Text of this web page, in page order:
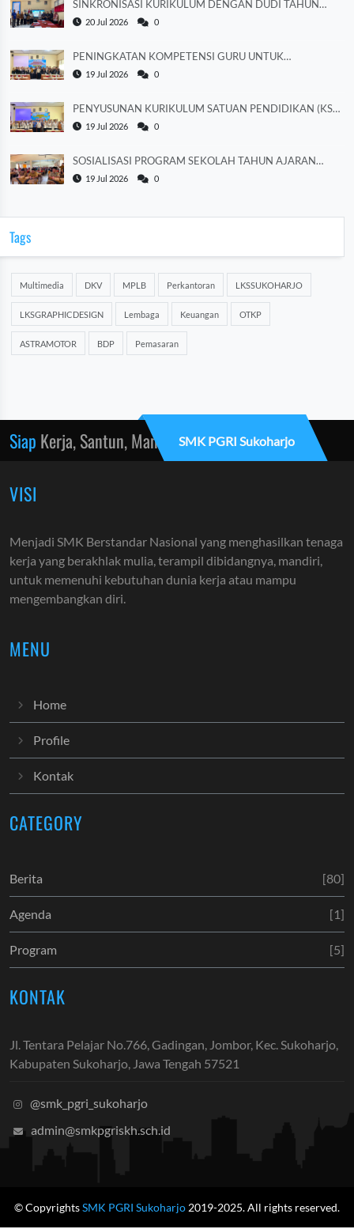
SINKRONISASI KURIKULUM DENGAN DUDI TAHUN
AJARAN 2026/2027
20 Jul 2026 0
PENINGKATAN KOMPETENSI GURU UNTUK
MEMPERKUAT LITERASI
19 Jul 2026 0
PENYUSUNAN KURIKULUM SATUAN PENDIDIKAN (KSP)
TAHUN AJARAN 2026/2027
19 Jul 2026 0
SOSIALISASI PROGRAM SEKOLAH TAHUN AJARAN
2026/2027
19 Jul 2026 0
Tags
Multimedia DKV MPLB Perkantoran LKSSUKOHARJO
LKSGRAPHICDESIGN Lembaga Keuangan OTKP
ASTRAMOTOR BDP Pemasaran
Siap Kerja, Santun, MandiriSMK PGRI Sukoharjo
VISI
Menjadi SMK Berstandar Nasional yang menghasilkan tenaga
kerja yang berakhlak mulia, terampil dibidangnya, mandiri,
untuk memenuhi kebutuhan dunia kerja atau mampu
mengembangkan diri.
MENU
Home
Profile
Kontak
CATEGORY
Berita [80]
Agenda [1]
Program [5]
KONTAK
Jl. Tentara Pelajar No.766, Gadingan, Jombor, Kec. Sukoharjo,
Kabupaten Sukoharjo, Jawa Tengah 57521
@smk_pgri_sukoharjo
admin@smkpgriskh.sch.id
© CopyrightsSMK PGRI Sukoharjo 2019-2025. All rights reserved.